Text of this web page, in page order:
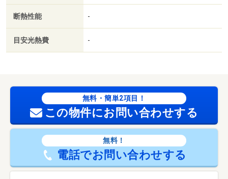
断熱性能 -
目安光熱費 -
無料・簡単2項目！
この物件にお問い合わせする
無料！
電話でお問い合わせする